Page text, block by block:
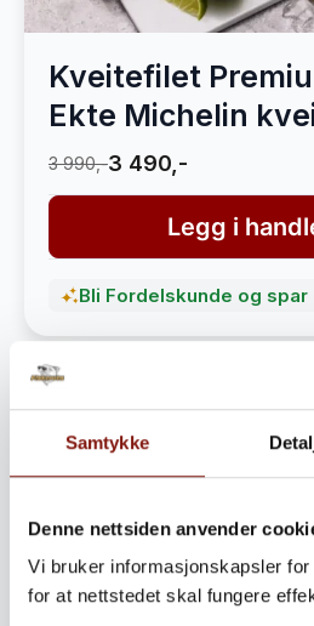
Samtykke
Denne nettsiden anvender
Vi bruker informasjonskapsler
for at nettstedet skal fungere
Kveitefilet
Ekte Michelin
3 990,-3 490,-
Legg i
Bli Fordelskunde og